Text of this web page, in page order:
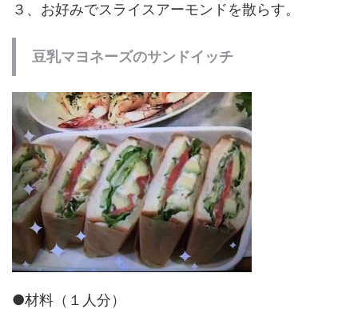
３、お好みでスライスアーモンドを散らす。
豆乳マヨネーズのサンドイッチ
●材料（１人分）